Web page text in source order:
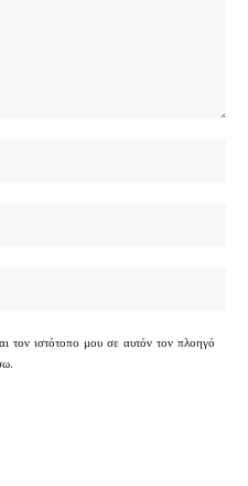
ιστότοπο μου σε αυτόν τον πλοηγό